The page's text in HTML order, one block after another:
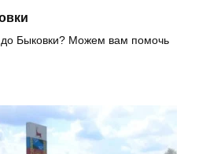
до Быковки? Можем вам помочь